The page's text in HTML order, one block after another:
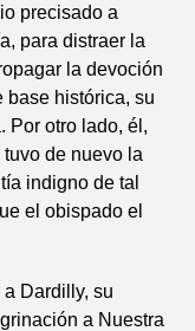
precisado a
para distraer la
la devoción
base histórica, su
Por otro lado, él,
de nuevo la
indigno de tal
el obispado el
Dardilly, su
a Nuestra